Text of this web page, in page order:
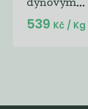
dýňovým...
539 Kč / Kg